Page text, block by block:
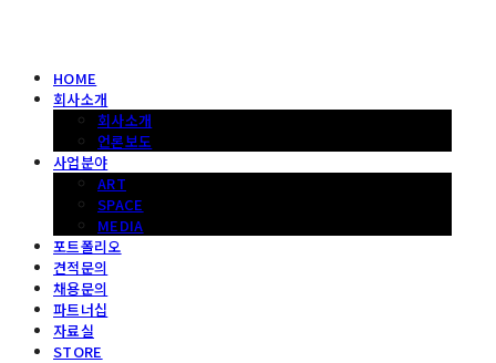
HOME
회사소개
회사소개
언론보도
사업분야
ART
SPACE
MEDIA
포트폴리오
견적문의
채용문의
파트너십
자료실
STORE